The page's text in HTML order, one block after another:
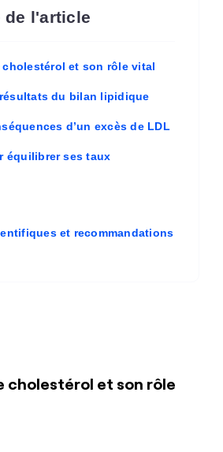
de l'article
cholestérol et son rôle vital
du bilan lipidique
d’un excès de LDL
équilibrer ses taux
et recommandations
cholestérol et son rôle